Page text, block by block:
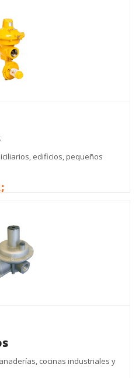
edificios, pequeños
cocinas industriales y